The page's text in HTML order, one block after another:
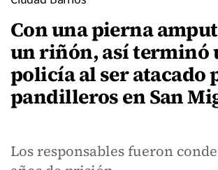
Con una pierna
un riñón, así terminó
policía al ser atacado
pandilleros en San
Los responsables fueron